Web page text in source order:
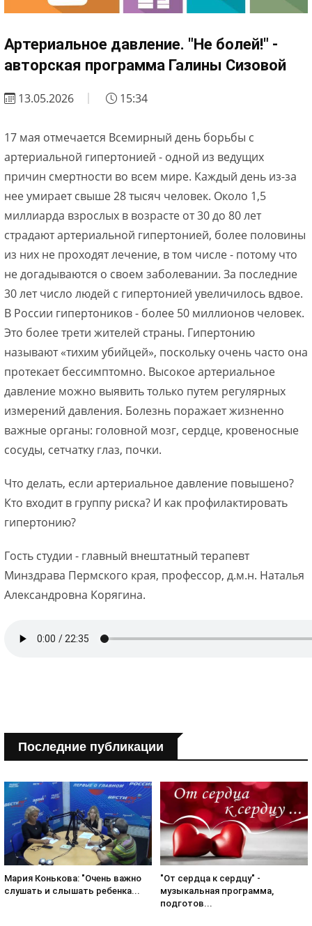
Артериальное давление. "Не болей!" -
авторская программа Галины Сизовой
13.05.2026 15:34
17 мая отмечается Всемирный день борьбы с
артериальной гипертонией - одной из ведущих
причин смертности во всем мире. Каждый день из-за
нее умирает свыше 28 тысяч человек. Около 1,5
миллиарда взрослых в возрасте от 30 до 80 лет
страдают артериальной гипертонией, более половины
из них не проходят лечение, в том числе - потому что
не догадываются о своем заболевании. За последние
30 лет число людей с гипертонией увеличилось вдвое.
В России гипертоников - более 50 миллионов человек.
Это более трети жителей страны. Гипертонию
называют «тихим убийцей», поскольку очень часто она
протекает бессимптомно. Высокое артериальное
давление можно выявить только путем регулярных
измерений давления. Болезнь поражает жизненно
важные органы: головной мозг, сердце, кровеносные
сосуды, сетчатку глаз, почки.
Что делать, если артериальное давление повышено?
Кто входит в группу риска? И как профилактировать
гипертонию?
Гость студии - главный внештатный терапевт
Минздрава Пермского края, профессор, д.м.н. Наталья
Александровна Корягина.
Последние публикации
Мария Конькова: "Очень важно
слушать и слышать ребенка...
"От сердца к сердцу" -
музыкальная программа,
подготов...